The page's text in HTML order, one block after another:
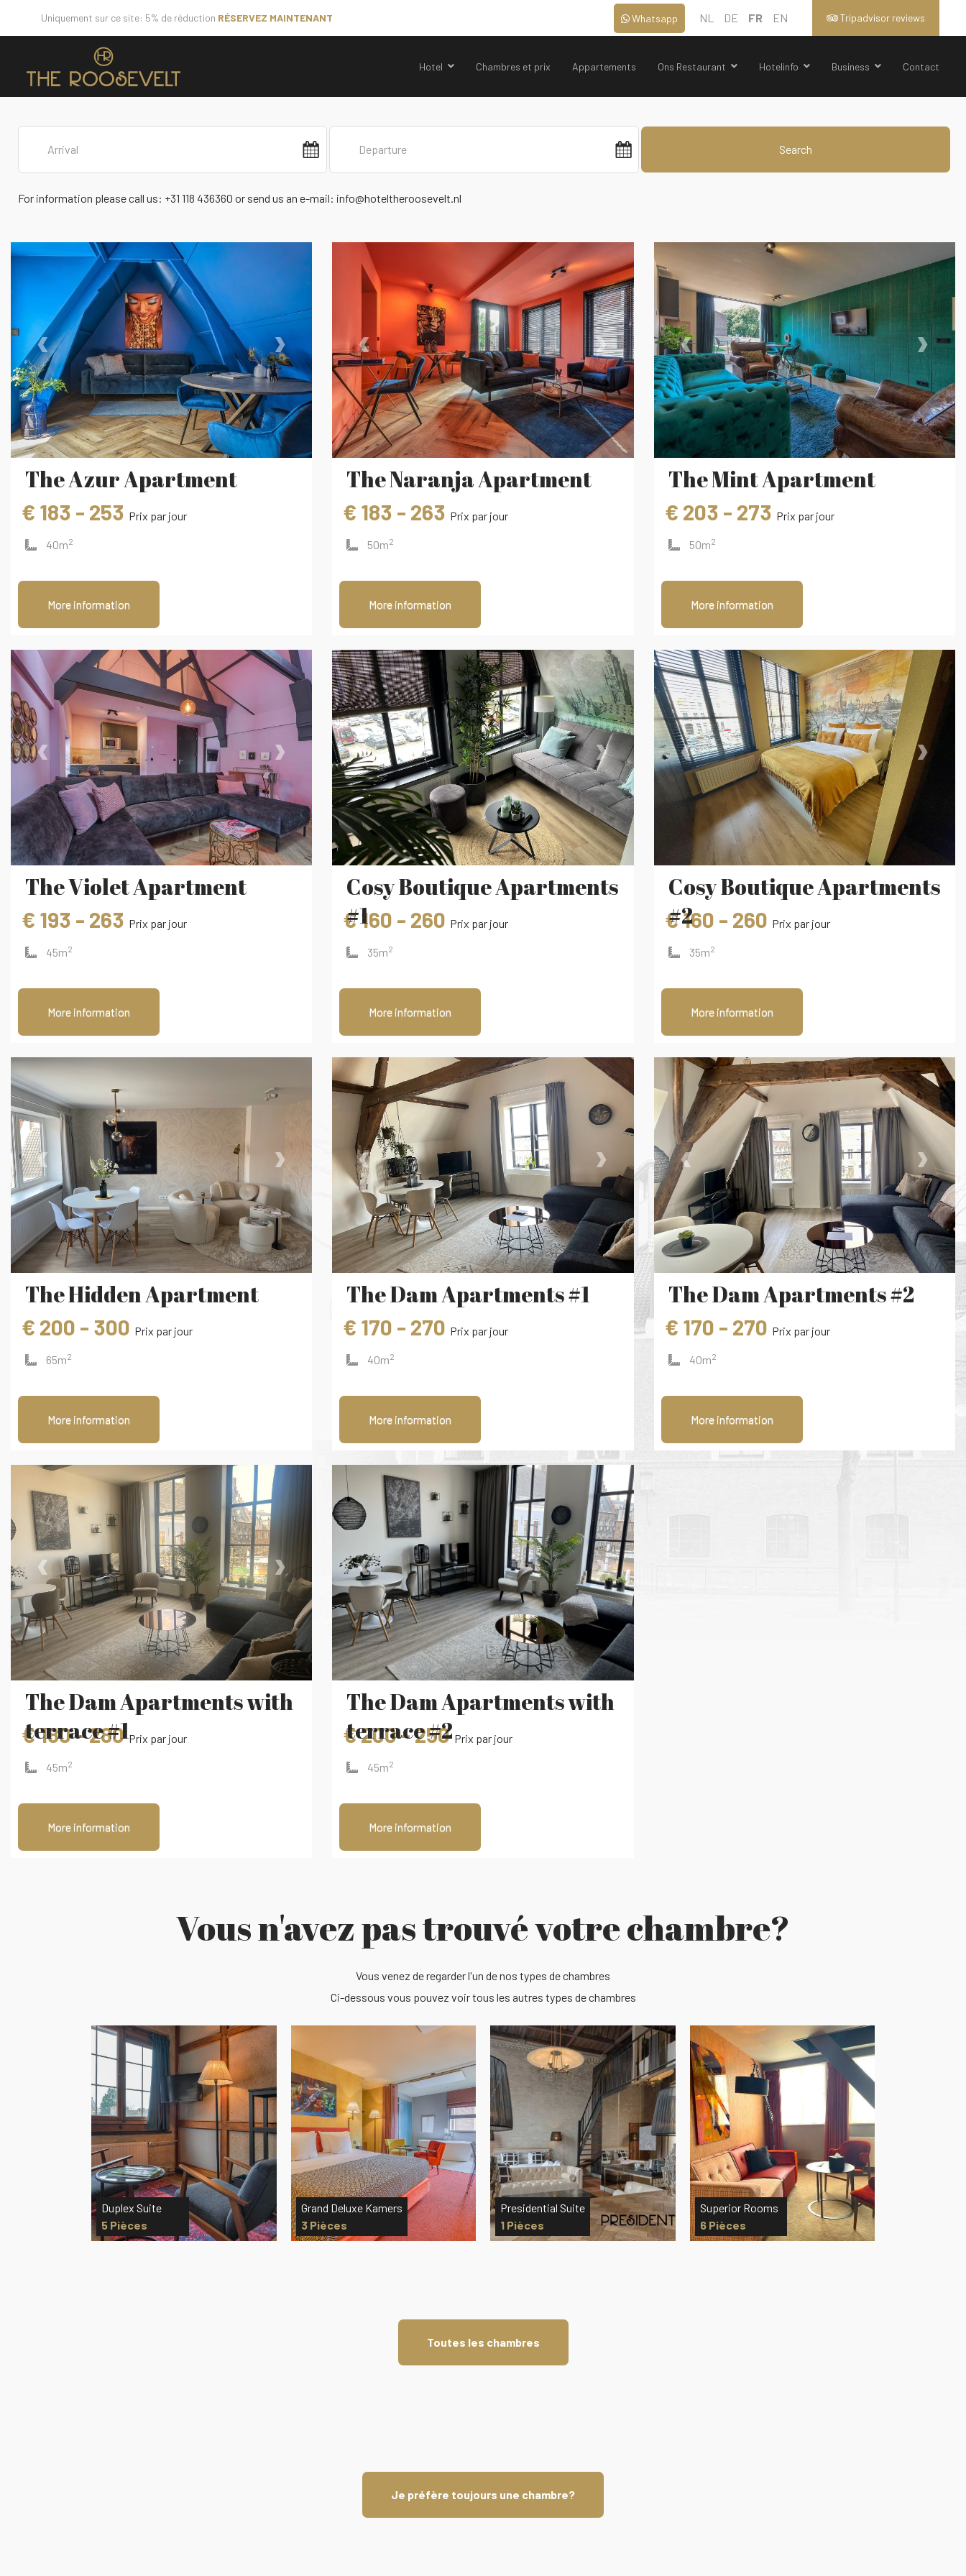
Uniquement sur ce site: 5% de réduction RÉSERVEZ MAINTENANT Tripadvisor reviews
NL DE FR EN
Whatsapp
Hotel Chambres et prix Appartements Ons Restaurant Hotelinfo Business Contact
Search
For information please call us: +31 118 436360 or send us an e-mail: info@hoteltheroosevelt.nl
‹ ›
The Azur Apartment
€ 183 - 253 Prix ​​par jour
40m2
More information
‹ ›
The Naranja Apartment
€ 183 - 263 Prix ​​par jour
50m2
More information
‹ ›
The Mint Apartment
€ 203 - 273 Prix ​​par jour
50m2
More information
‹ ›
The Violet Apartment
€ 193 - 263 Prix ​​par jour
45m2
More information
‹ ›
Cosy Boutique Apartments
#1
€ 160 - 260 Prix ​​par jour
35m2
More information
‹ ›
Cosy Boutique Apartments
#2
€ 160 - 260 Prix ​​par jour
35m2
More information
‹ ›
The Hidden Apartment
€ 200 - 300 Prix ​​par jour
65m2
More information
‹ ›
The Dam Apartments #1
€ 170 - 270 Prix ​​par jour
40m2
More information
‹ ›
The Dam Apartments #2
€ 170 - 270 Prix ​​par jour
40m2
More information
‹ ›
The Dam Apartments with
terrace #1
€ 180 - 280Prix ​​par jour
45m2
More information
‹ ›
The Dam Apartments with
terrace #2
€ 200 - 250 Prix ​​par jour
45m2
More information
Vous n'avez pas trouvé votre chambre?
Vous venez de regarder l'un de nos types de chambres
Ci-dessous vous pouvez voir tous les autres types de chambres
Grand Deluxe Kamers
3 Pièces
Presidential Suite
1 Pièces
Superior Rooms
6 Pièces
Duplex Junior Suite
2 Pièces
Toutes les chambres
Je préfère toujours une chambre?